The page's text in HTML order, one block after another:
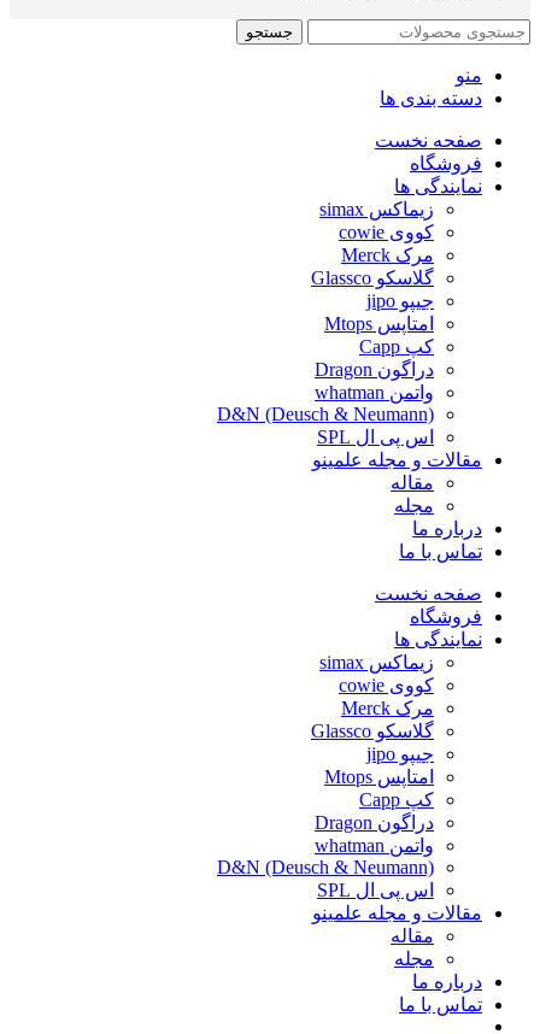
جستجو
منو
دسته بندی ها
صفحه نخست
فروشگاه
نمایندگی ها
زیماکس simax
کووی cowie
مرک Merck
گلاسکو Glassco
جیپو jipo
امتاپس Mtops
کپ Capp
دراگون Dragon
واتمن whatman
D&N (Deusch & Neumann)
اس پی ال SPL
مقالات و مجله علمینو
مقاله
مجله
درباره ما
تماس با ما
صفحه نخست
فروشگاه
نمایندگی ها
زیماکس simax
کووی cowie
مرک Merck
گلاسکو Glassco
جیپو jipo
امتاپس Mtops
کپ Capp
دراگون Dragon
واتمن whatman
D&N (Deusch & Neumann)
اس پی ال SPL
مقالات و مجله علمینو
مقاله
مجله
درباره ما
تماس با ما